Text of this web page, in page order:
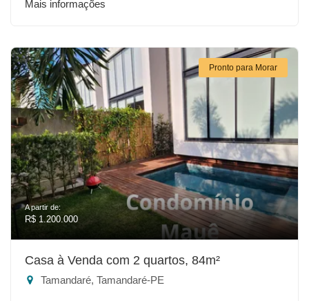
Mais informações
Pronto para Morar
A partir de:
R$ 1.200.000
Casa à Venda com 2 quartos, 84m²
Tamandaré, Tamandaré-PE